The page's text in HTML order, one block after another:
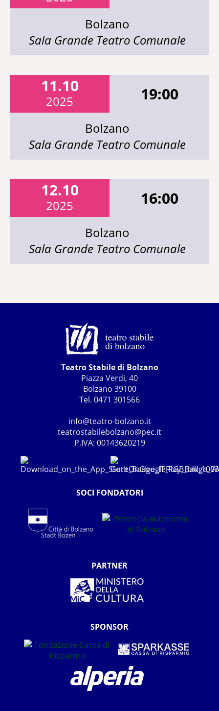
Bolzano
Sala Grande Teatro Comunale
11.10
2025 19:00
Bolzano
Sala Grande Teatro Comunale
12.10
2025 16:00
Bolzano
Sala Grande Teatro Comunale
Teatro Stabile di Bolzano
Piazza Verdi, 40
Bolzano 39100
Tel. 0471 301566
info@teatro-bolzano.it
teatrostabilebolzano@pec.it
P.IVA: 00143620219
SOCI FONDATORI
PARTNER
SPONSOR